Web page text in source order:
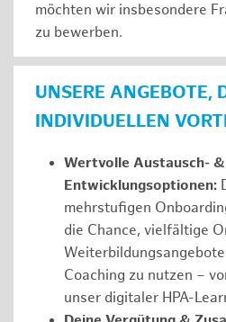
möchten wir insbesondere
zu bewerben.
UNSERE ANGEBOTE,
INDIVIDUELLEN
Wertvolle Austausch- &
Entwicklungsoptionen:
mehrstufigen
die Chance, vielfältige
Coaching zu nutzen –
unser digitaler HPA-